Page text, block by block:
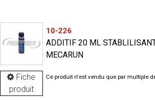
Fiche
produit
10-226
ADDITIF 20 ML
MECARUN
Ce produit n'est vendu que par multiple